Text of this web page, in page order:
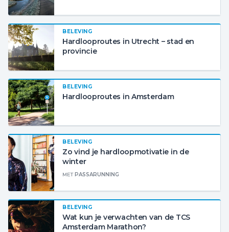
BELEVING
Hardlooproutes in Utrecht – stad en
provincie
BELEVING
Hardlooproutes in Amsterdam
BELEVING
Zo vind je hardloopmotivatie in de
winter
METPASSARUNNING
BELEVING
Wat kun je verwachten van de TCS
Amsterdam Marathon?